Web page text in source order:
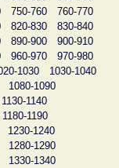
750-760
760-770
820-830
830-840
890-900
900-910
960-970
970-980
1030
1030-1040
1080-1090
1130-1140
1180-1190
1230-1240
1280-1290
1330-1340